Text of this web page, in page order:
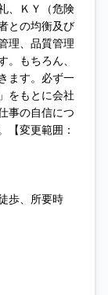
、ＫＹ（危険
との均衡及び
理、品質管理
もちろん、
ます。必ず一
をもとに会社
事の自信につ
【変更範囲：
歩、所要時